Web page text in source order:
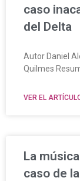
caso
del Delta
Autor Daniel
Quilmes
VER EL
La
caso de